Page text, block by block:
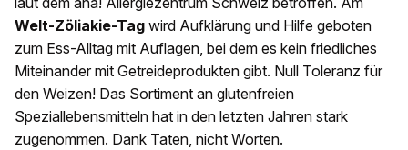
Welt-Zöliakie-Tag wird Aufklärung und Hilfe geboten
zum Ess-Alltag mit Auflagen, bei dem es kein friedliches
Miteinander mit Getreideprodukten gibt. Null Toleranz für
den Weizen! Das Sortiment an glutenfreien
Speziallebensmitteln hat in den letzten Jahren stark
zugenommen. Dank Taten, nicht Worten.